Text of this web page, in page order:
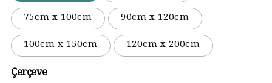
75cm x 100cm
90cm x 120cm
100cm x 150cm
120cm x 200cm
Çerçeve